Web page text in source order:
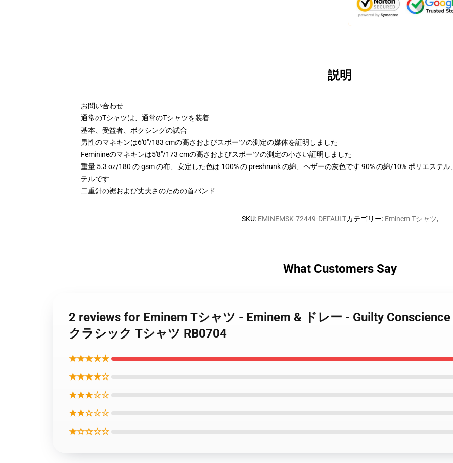
説明
お問い合わせ
通常のTシャツは、通常のTシャツを装着
基本、受益者、ボクシングの試合
男性のマネキンは6'0"/183 cmの高さおよびスポーツの測定の媒体を証明しました
Feminineのマネキンは5'8"/173 cmの高さおよびスポーツの測定の小さい証明しました
重量 5.3 oz/180 の gsm の布、安定した色は 100% の preshrunk の綿、ヘザーの灰色です 90% の綿/10% ポリエステ
テルです
二重針の裾および丈夫さのための首バンド
SKU: EMINEMSK-72449-DEFAULTカテゴリー: Eminem Tシャツ,
What Customers Say
2 reviews for Eminem Tシャツ - Eminem & ドレー - Guilty
クラシック Tシャツ RB0704
★★★★★
★★★★☆
★★★☆☆
★★☆☆☆
★☆☆☆☆